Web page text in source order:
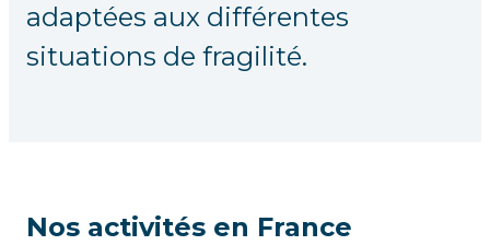
adaptées aux différentes
situations de fragilité.
Nos activités en France